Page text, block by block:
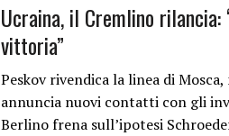
Ucraina, il Cremlino
vittoria”
Peskov rivendica la linea di
annuncia nuovi contatti con gli
Berlino frena sull’ipotesi